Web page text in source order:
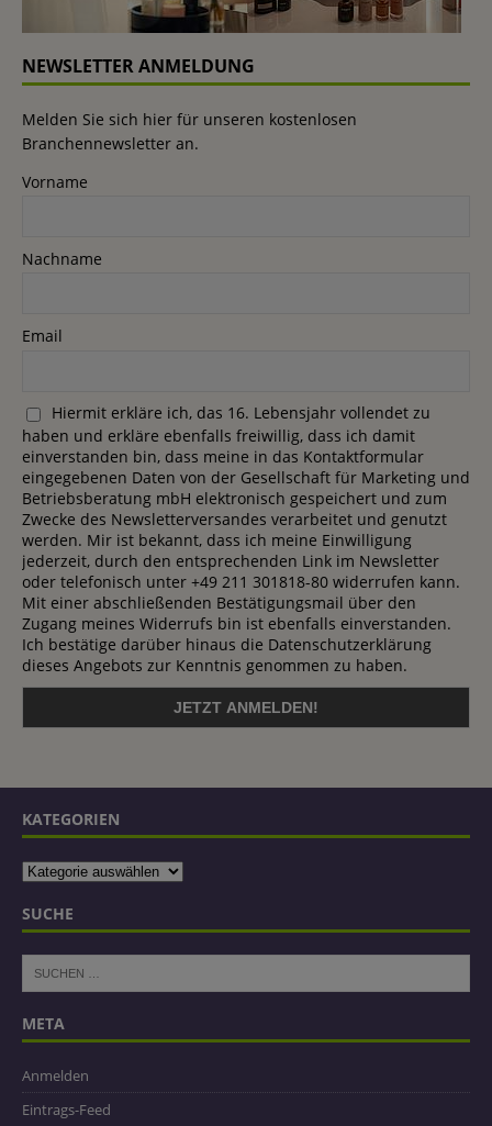
NEWSLETTER ANMELDUNG
Melden Sie sich hier für unseren kostenlosen
Branchennewsletter an.
Vorname
Nachname
Email
Hiermit erkläre ich, das 16. Lebensjahr vollendet zu
haben und erkläre ebenfalls freiwillig, dass ich damit
einverstanden bin, dass meine in das Kontaktformular
eingegebenen Daten von der Gesellschaft für Marketing und
Betriebsberatung mbH elektronisch gespeichert und zum
Zwecke des Newsletterversandes verarbeitet und genutzt
werden. Mir ist bekannt, dass ich meine Einwilligung
jederzeit, durch den entsprechenden Link im Newsletter
oder telefonisch unter +49 211 301818-80 widerrufen kann.
Mit einer abschließenden Bestätigungsmail über den
Zugang meines Widerrufs bin ist ebenfalls einverstanden.
Ich bestätige darüber hinaus die Datenschutzerklärung
dieses Angebots zur Kenntnis genommen zu haben.
KATEGORIEN
SUCHE
META
Anmelden
Eintrags-Feed